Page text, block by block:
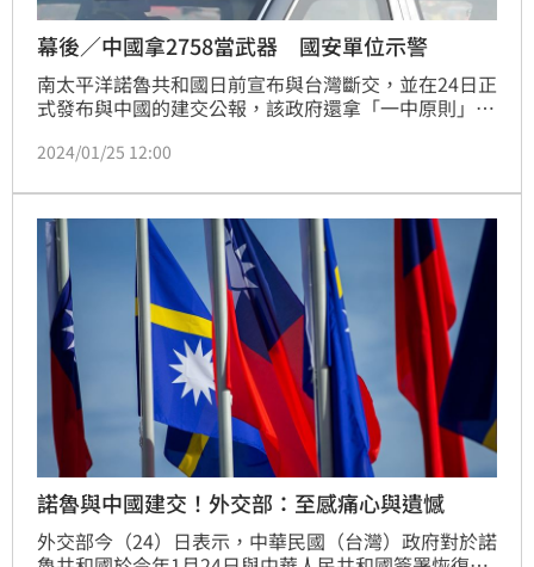
幕後／中國拿2758當武器 國安單位示警
南太平洋諾魯共和國日前宣布與台灣斷交，並在24日正
式發布與中國的建交公報，該政府還拿「一中原則」符
出警訊，原本「聯合國2758號決議案」只處理中國代
不斷扭曲「聯合國2758號決議案」，擴大解釋與運
用，並結合中國「一中原則」，在國際社會成功塑造
「新現實」、「新標準」等法律論述，藉以打擊台灣的
外交與國際
2024/01/25 12:00
諾魯與中國建交！外交部：至感痛心與遺憾
外交部今（24）日表示，中華民國（台灣）政府對於諾